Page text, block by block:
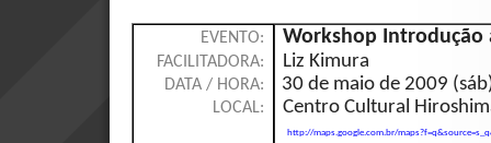
EVENTO:
FACILITADORA:
DATA / HORA:
LOCAL:
Workshop Introdução
Liz Kimura
30 de maio de 2009
Centro Cultural
http://maps.google.com.br/